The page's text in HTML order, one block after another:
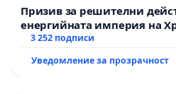
Призив за решителни
енергийната империя на
3 252 подписи
Уведомление за прозрачност